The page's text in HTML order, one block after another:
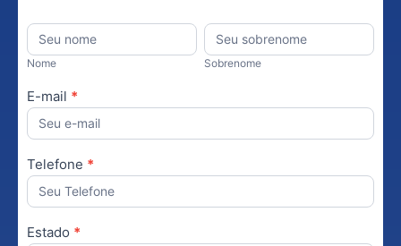
Personalizado
Nome
Nome
Sobrenome
Sobrenome
E-mail *
Telefone *
Estado *